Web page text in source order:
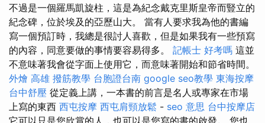
不過是一個羅馬凱旋柱，這是為紀念戴克里斯皇帝而豎立的
紀念碑，位於埃及的亞歷山大。 當有人要求我為他的書編
寫一個預訂時，我總是很討人喜歡，但是如果我有一些預寫
的內容，同意要做的事情要容易得多。 記帳士 好考嗎 這並
不意味著我會從字面上使用它，而意味著開始和節省時間。
外燴 高雄 撥筋教學 台胞證台南 google seo教學 東海按摩
台中舒壓 從定義上講，一本書的前言是名人或專家在市場
上寫的東西 西屯按摩 西屯肩頸放鬆 - seo 意思 台中按摩店
它可以只是您欣賞的人，也可以是您寫的書的啟發。 您也